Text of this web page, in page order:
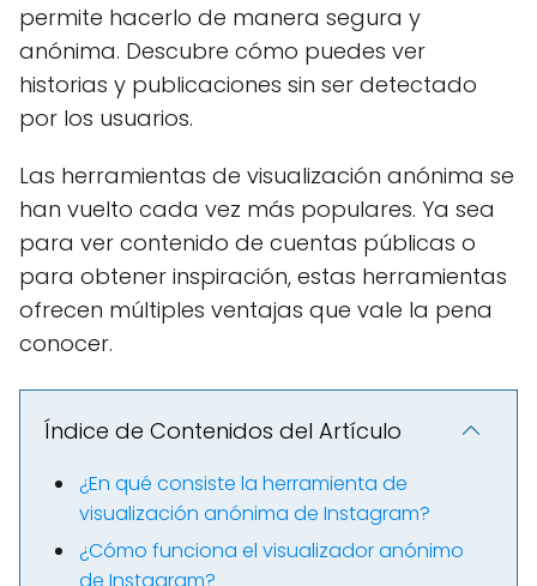
permite hacerlo de manera segura y
anónima. Descubre cómo puedes ver
historias y publicaciones sin ser detectado
por los usuarios.
Las herramientas de visualización anónima se
han vuelto cada vez más populares. Ya sea
para ver contenido de cuentas públicas o
para obtener inspiración, estas herramientas
ofrecen múltiples ventajas que vale la pena
conocer.
Índice de Contenidos del Artículo
¿En qué consiste la herramienta de
visualización anónima de Instagram?
¿Cómo funciona el visualizador anónimo